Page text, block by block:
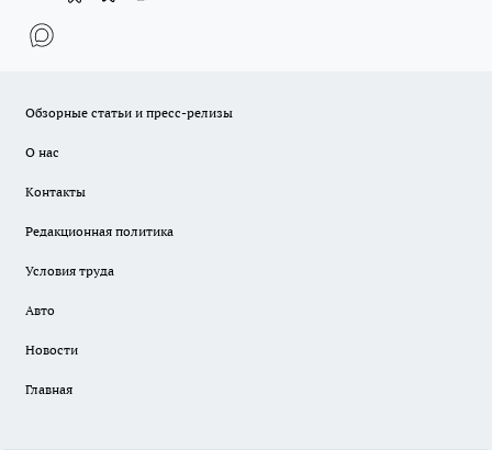
Обзорные статьи и пресс-релизы
О нас
Контакты
Редакционная политика
Условия труда
Авто
Новости
Главная